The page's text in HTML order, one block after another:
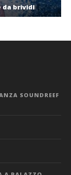
da brividi
SOUNDREEF